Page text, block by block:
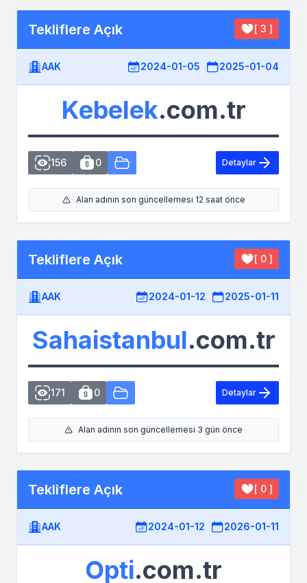
Tekliflere Açık [ 3 ]
AAK 2024-01-05 2025-01-04
Kebelek.com.tr
156 0 Detaylar
Alan adının son güncellemesi 12 saat önce
Tekliflere Açık [ 0 ]
AAK 2024-01-12 2025-01-11
Sahaistanbul.com.tr
171 0 Detaylar
Alan adının son güncellemesi 3 gün önce
Tekliflere Açık [ 0 ]
AAK 2024-01-12 2026-01-11
Opti.com.tr